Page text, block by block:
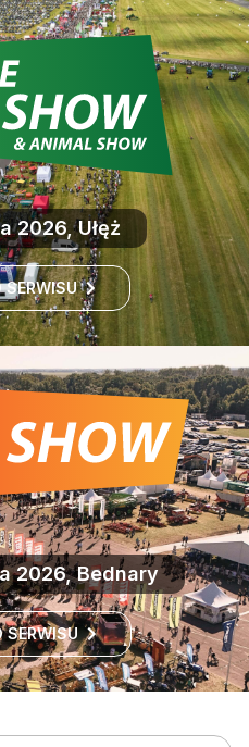
2026, Ułęż
SERWISU
2026, Bednary
SERWISU